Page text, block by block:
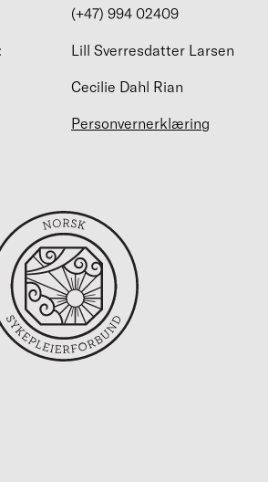
(+47) 994 02409
Lill Sverresdatter Larsen
Cecilie Dahl Rian
Personvernerklæring